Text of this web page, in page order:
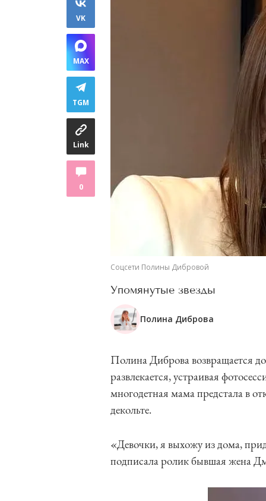
VK
MAX
TGM
Link
0
Соцсети Полины Дибровой
Упомянутые звезды
Полина Диброва
Полина Диброва возвращается
развлекается, устраивая
многодетная мама предстала в
декольте.
«Девочки, я выхожу из дома,
подписала ролик бывшая жена